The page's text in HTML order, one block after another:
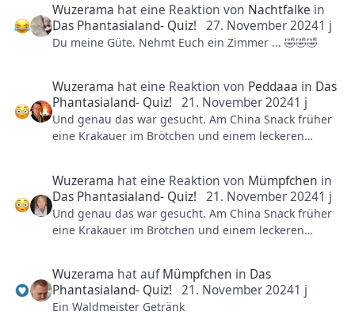
Wuzerama hat eine Reaktion von Nachtfalke in
Das Phantasialand- Quiz!
27. November 20241 j
Du meine Güte. Nehmt Euch ein Zimmer ... 🤣🤣🤣
Wuzerama hat eine Reaktion von Peddaaa in Das
Phantasialand- Quiz!
21. November 20241 j
Und genau das war gesucht. Am China Snack früher
eine Krakauer im Brötchen und einem leckeren
Dann hast Du ja das Quiz doch wieder 😂🎉🥳
Wuzerama hat eine Reaktion von Mümpfchen in
Das Phantasialand- Quiz!
21. November 20241 j
Und genau das war gesucht. Am China Snack früher
eine Krakauer im Brötchen und einem leckeren
Dann hast Du ja das Quiz doch wieder 😂🎉🥳
Wuzerama hat aufMümpfchen in Das
Phantasialand- Quiz!
21. November 20241 j
Ein Waldmeister Getränk